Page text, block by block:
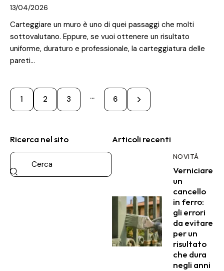
13/04/2026
Carteggiare un muro è uno di quei passaggi che molti
sottovalutano. Eppure, se vuoi ottenere un risultato
uniforme, duraturo e professionale, la carteggiatura delle
pareti…
1 2 3 … 6
>
Ricerca nel sito Articoli recenti
NOVITÀ
Verniciare
un
cancello
in ferro:
gli errori
da evitare
per un
risultato
che dura
negli anni